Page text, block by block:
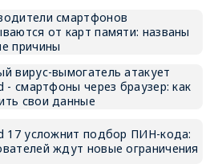
смартфонов
от карт памяти: названы
причины
вирус-вымогатель атакует
- смартфоны через браузер: как
свои данные
17 усложнит подбор ПИН-кода:
ждут новые ограничения